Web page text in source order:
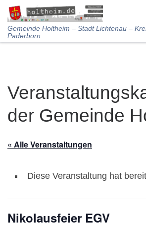
Skip to content
Gemeinde Holtheim – Stadt Lichtenau –
Paderborn
der Gemeinde
« Alle Veranstaltungen
Diese Veranstaltung hat
Nikolausfeier EGV